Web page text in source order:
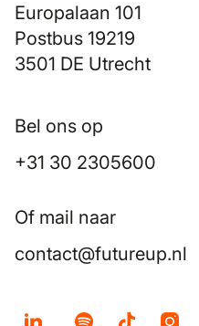
Europalaan 101
Postbus 19219
3501 DE Utrecht
Bel ons op
+31 30 2305600
Of mail naar
contact@futureup.nl